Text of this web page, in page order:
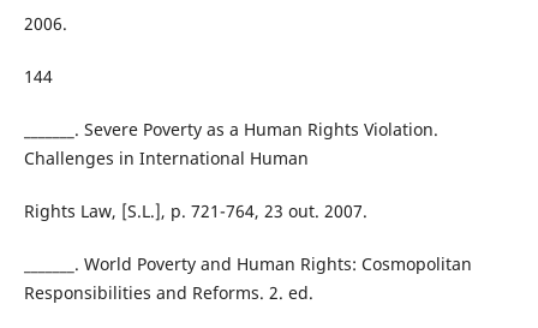
2006.
144
_______. Severe Poverty as a Human Rights Violation.
Challenges in International Human
Rights Law, [S.L.], p. 721-764, 23 out. 2007.
_______. World Poverty and Human Rights: Cosmopolitan
Responsibilities and Reforms. 2. ed.